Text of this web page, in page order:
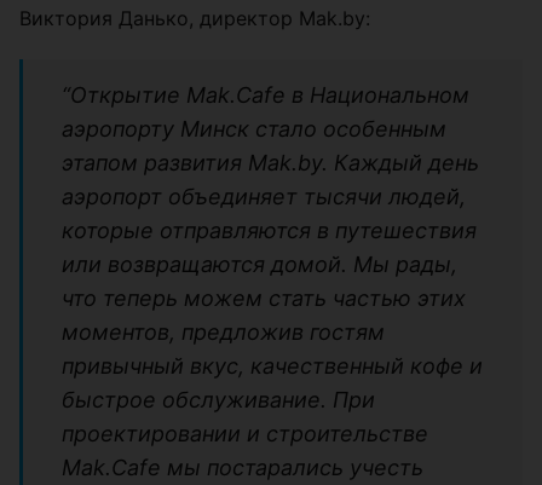
Виктория Данько, директор Mak.by:
“Открытие Mak.Cafe в Национальном
аэропорту Минск стало особенным
этапом развития Mak.by. Каждый день
аэропорт объединяет тысячи людей,
которые отправляются в путешествия
или возвращаются домой. Мы рады,
что теперь можем стать частью этих
моментов, предложив гостям
привычный вкус, качественный кофе и
быстрое обслуживание. При
проектировании и строительстве
Mak.Cafe мы постарались учесть